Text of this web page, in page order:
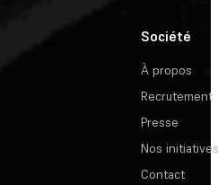
Société
À propos
Recrutement
Presse
Nos initiatives
Contact